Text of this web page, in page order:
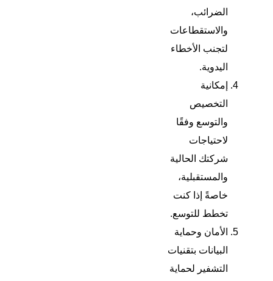
الضرائب،
والاستقطاعات
لتجنب الأخطاء
اليدوية.
إمكانية
التخصيص
والتوسع وفقًا
لاحتياجات
شركتك الحالية
والمستقبلية،
خاصةً إذا كنت
تخطط للتوسع.
الأمان وحماية
البيانات بتقنيات
التشفير لحماية